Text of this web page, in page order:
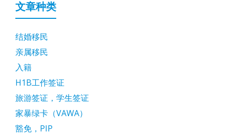
文章种类
结婚移民
亲属移民
入籍
H1B工作签证
旅游签证，学生签证
家暴绿卡（VAWA）
豁免，PIP